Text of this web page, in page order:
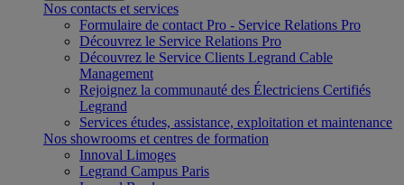
Nos contacts et services
Formulaire de contact Pro - Service Relations Pro
Découvrez le Service Relations Pro
Découvrez le Service Clients Legrand Cable
Management
Rejoignez la communauté des Électriciens Certifiés
Legrand
Services études, assistance, exploitation et maintenance
Nos showrooms et centres de formation
Innoval Limoges
Legrand Campus Paris